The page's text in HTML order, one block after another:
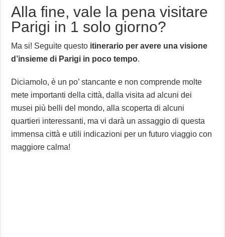
Alla fine, vale la pena visitare
Parigi in 1 solo giorno?
Ma si! Seguite questo itinerario per avere una visione
d’insieme di Parigi in poco tempo.
Diciamolo, è un po’ stancante e non comprende molte
mete importanti della città, dalla visita ad alcuni dei
musei più belli del mondo, alla scoperta di alcuni
quartieri interessanti, ma vi darà un assaggio di questa
immensa città e utili indicazioni per un futuro viaggio con
maggiore calma!